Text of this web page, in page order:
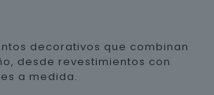
decorativos que combinan
desde revestimientos con
a medida.